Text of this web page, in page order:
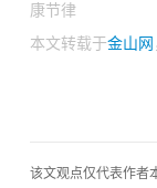
康节律
本文转载于金山网
该文观点仅代表作者